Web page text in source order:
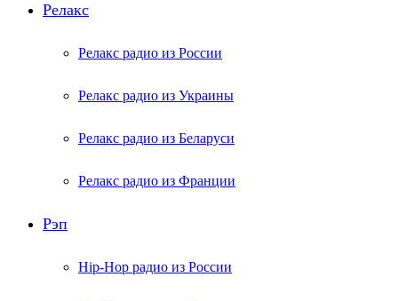
Релакс
Релакс радио из России
Релакс радио из Украины
Релакс радио из Беларуси
Релакс радио из Франции
Рэп
Hip-Hop радио из России